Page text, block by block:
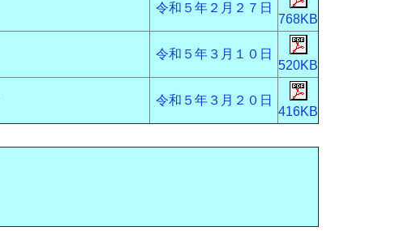
令和５年２月２７日
768KB
令和５年３月１０日
520KB
令和５年３月２０日
416KB